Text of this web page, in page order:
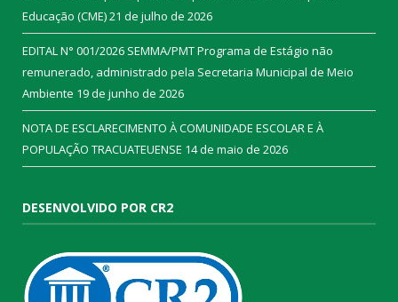
Educação (CME)21 de julho de 2026
EDITAL N° 001/2026 SEMMA/PMT Programa de Estágio não
remunerado, administrado pela Secretaria Municipal de Meio
Ambiente 19 de junho de 2026
NOTA DE ESCLARECIMENTO À COMUNIDADE ESCOLAR E À
POPULAÇÃO TRACUATEUENSE 14 de maio de 2026
DESENVOLVIDO POR CR2